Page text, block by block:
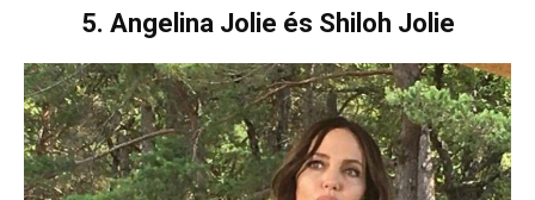
5. Angelina Jolie és Shiloh Jolie